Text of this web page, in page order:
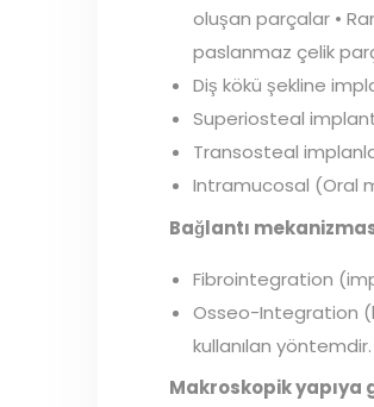
oluşan parçalar •
paslanmaz çelik
Diş kökü şekline
Superiosteal
Transosteal
Intramucosal (Oral
Bağlantı
Fibrointegration
Osseo-Integration
kullanılan yöntemdir.
Makroskopik yapıya